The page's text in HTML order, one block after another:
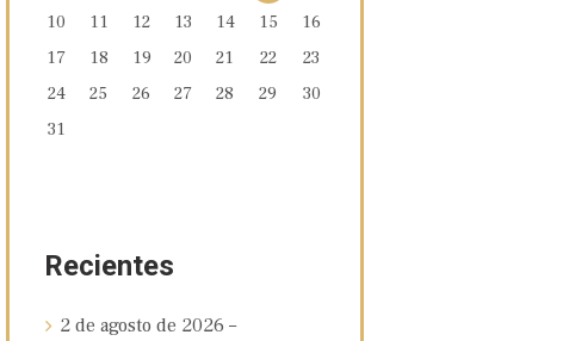
10
11 12 13 14 15
16
17
18 19 20 21 22
23
24
25 26 27 28 29
30
31
Recientes
2 de agosto de 2026 –